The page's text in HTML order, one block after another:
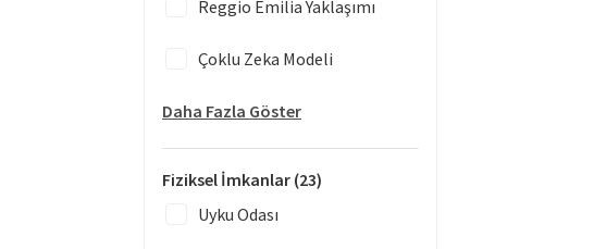
Reggio Emilia Yaklaşımı
Çoklu Zeka Modeli
Daha Fazla Göster
Fiziksel İmkanlar (23)
Uyku Odası